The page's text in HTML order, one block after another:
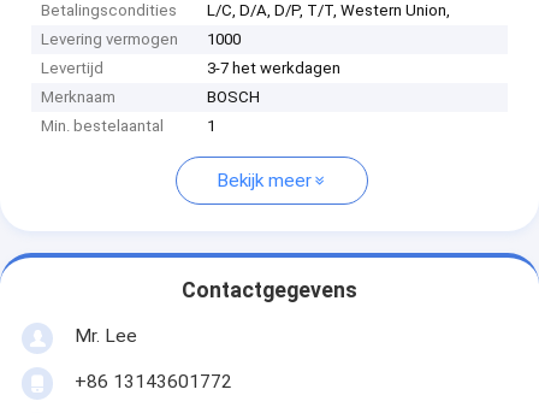
Betalingscondities
L/C, D/A, D/P, T/T, Western Union,
Levering vermogen
1000
Levertijd
3-7 het werkdagen
Merknaam
BOSCH
Min. bestelaantal
1
Bekijk meer
Contactgegevens
Mr. Lee
+86 13143601772